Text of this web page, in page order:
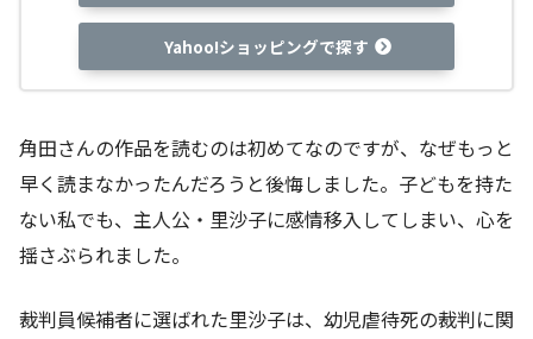
Yahoo!ショッピングで探す
角田さんの作品を読むのは初めてなのですが、なぜもっと
早く読まなかったんだろうと後悔しました。子どもを持た
ない私でも、主人公・里沙子に感情移入してしまい、心を
揺さぶられました。
裁判員候補者に選ばれた里沙子は、幼児虐待死の裁判に関